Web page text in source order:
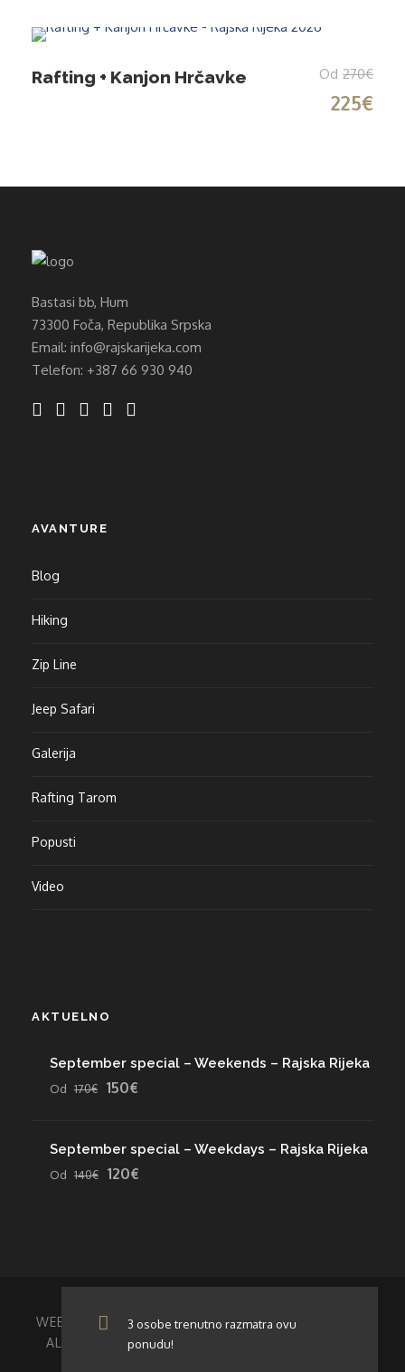
Rafting + Kanjon Hrčavke Od 270€
225€
3 osobe trenutno razmatra ovu
ponudu!
Bastasi bb, Hum
73300 Foča, Republika Srpska
Email: info@rajskarijeka.com
Telefon: +387 66 930 940
AVANTURE
Blog
Hiking
Zip Line
Jeep Safari
Galerija
Rafting Tarom
Popusti
Video
AKTUELNO
September special – Weekends – Rajska Rijeka
Od 170€ 150€
September special – Weekdays – Rajska Rijeka
Od 140€ 120€
WEB DESIGN & SEO COPYWRITING BY
ALL RIGHTS RESERVED. RAFTING KAMP RAJSKA